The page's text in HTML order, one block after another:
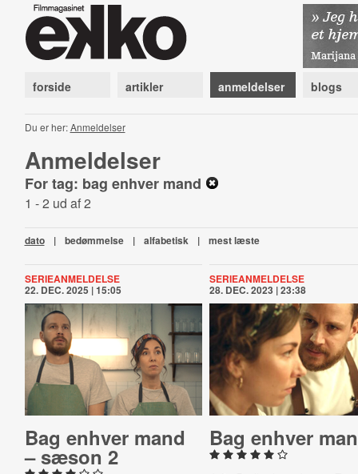
forside artikler anmeldelser blogs
Du er her:Anmeldelser
Anmeldelser
For tag: bag enhver mand
1 - 2 ud af 2
dato | bedømmelse | alfabetisk | mest læste
SERIEANMELDELSE
22. DEC. 2025 | 15:05
Bag enhver mand
– sæson 2
SERIEANMELDELSE
28. DEC. 2023 | 23:38
Bag enhver